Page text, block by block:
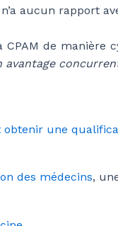
aucun rapport
CPAM de manière
avantage
une
des médecins,